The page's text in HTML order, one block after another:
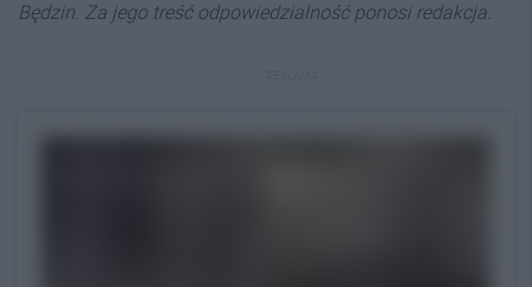
Będzin. Za jego treść odpowiedzialność ponosi redakcja.